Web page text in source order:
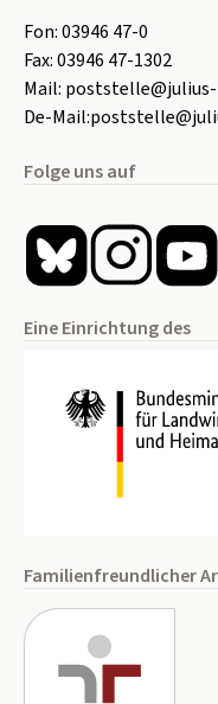
Fon:03946 47-0
Fax:03946 47-1302
Mail: poststelle@julius-
De-Mail:
Folge uns auf
Eine Einrichtung des
Familienfreundlicher